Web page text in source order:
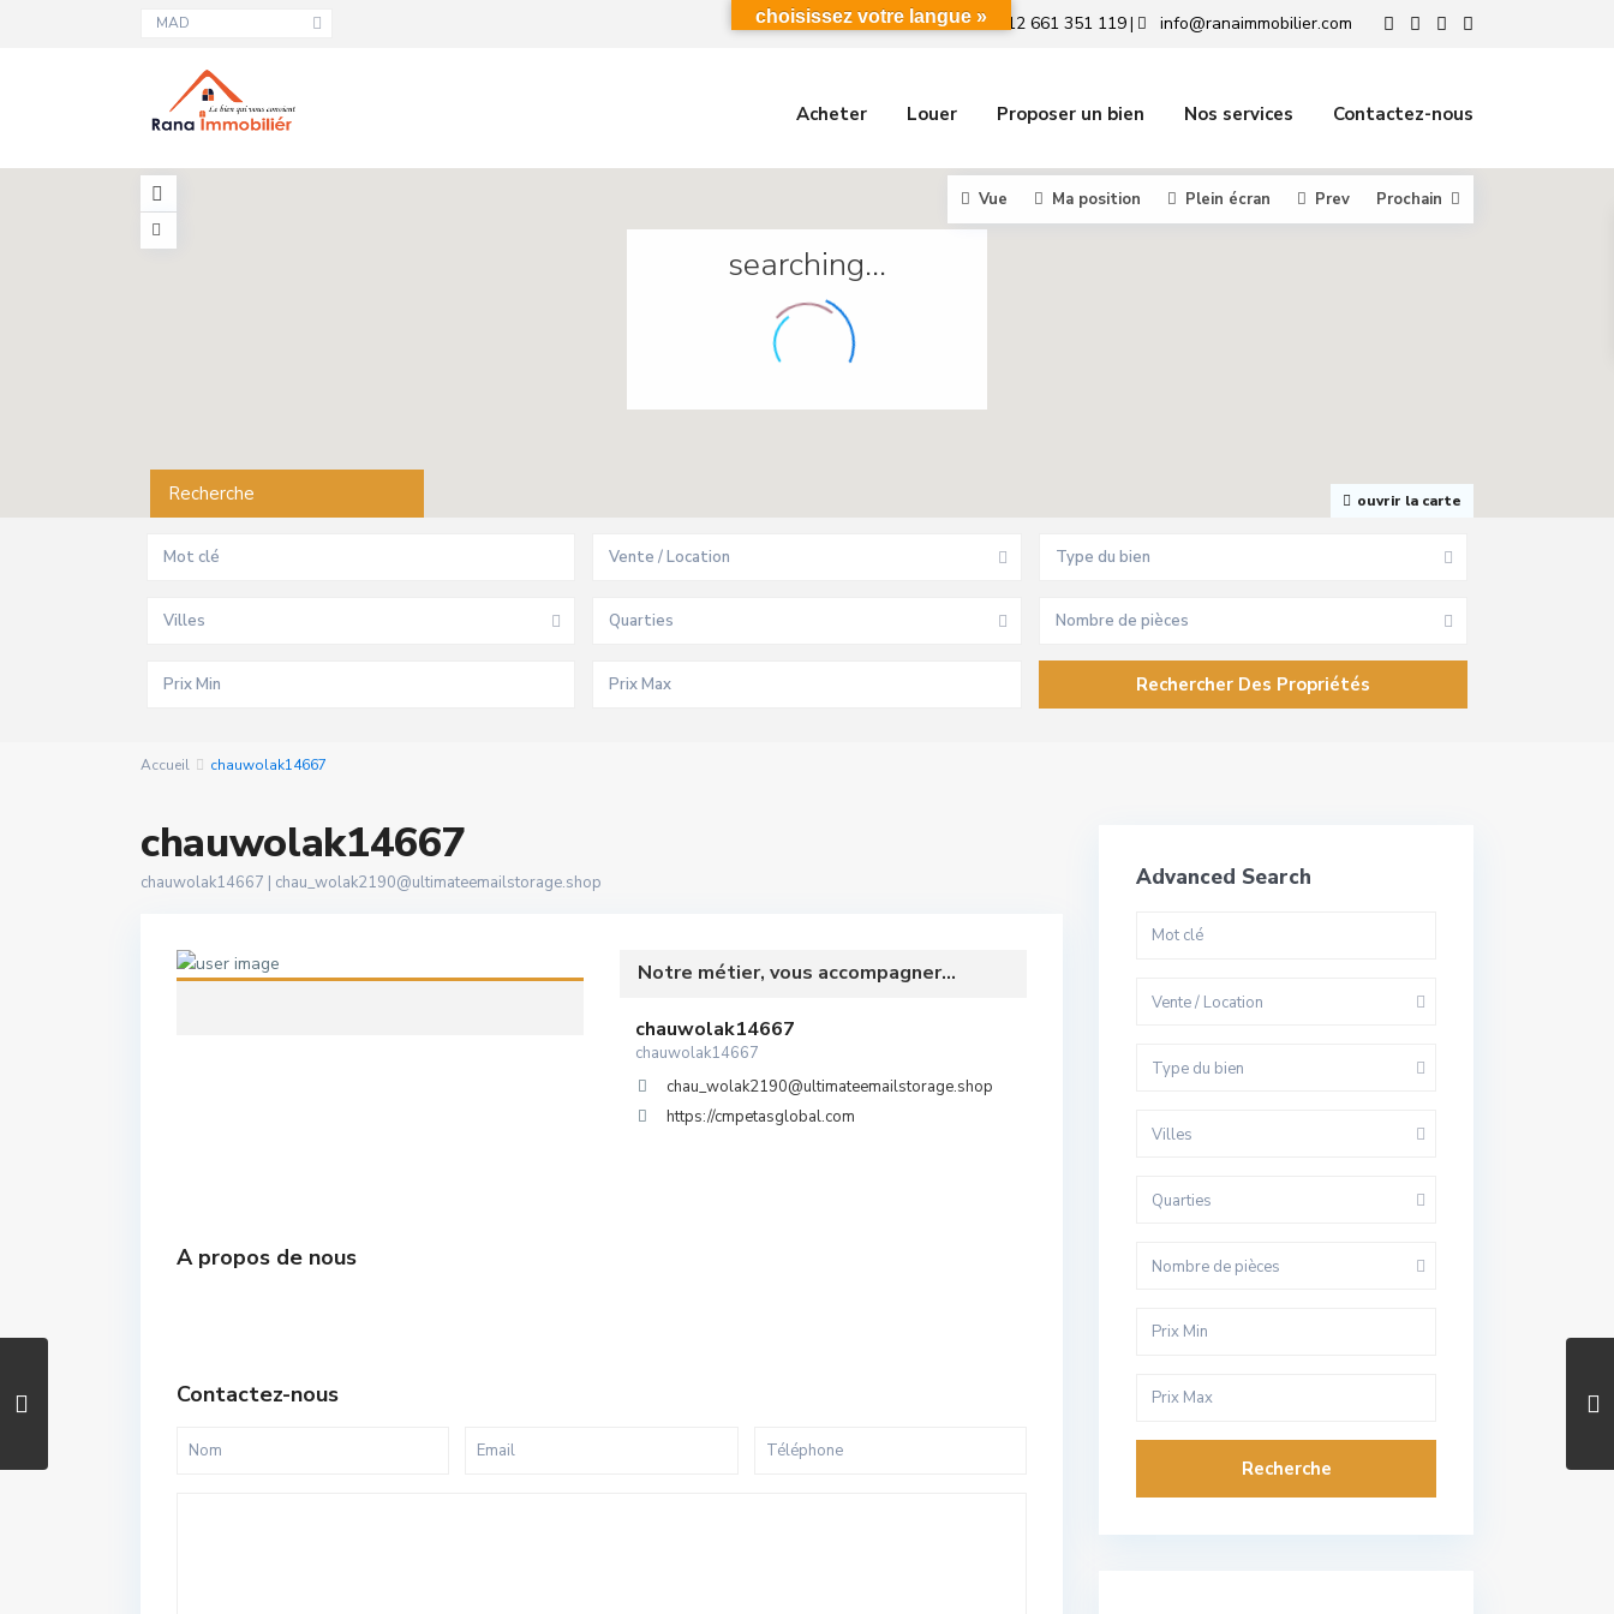
MAD +212 661 351 119| info@ranaimmobilier.com
Acheter Louer Proposer un bien Nos services Contactez-nous
searching...
ouvrir la carte
Vue Ma position Plein écran Prev Prochain
Recherche
Vente / Location Type du bien
Villes Quarties Nombre de pièces
Accueil chauwolak14667
chauwolak14667
chauwolak14667 | chau_wolak2190@ultimateemailstorage.shop
Notre métier, vous accompagner...
chauwolak14667
chauwolak14667
chau_wolak2190@ultimateemailstorage.shop
https://cmpetasglobal.com
A propos de nous
Contactez-nous
Advanced Search
Vente / Location
Type du bien
Villes
Quarties
Nombre de pièces
Recherche
choisissez votre langue »